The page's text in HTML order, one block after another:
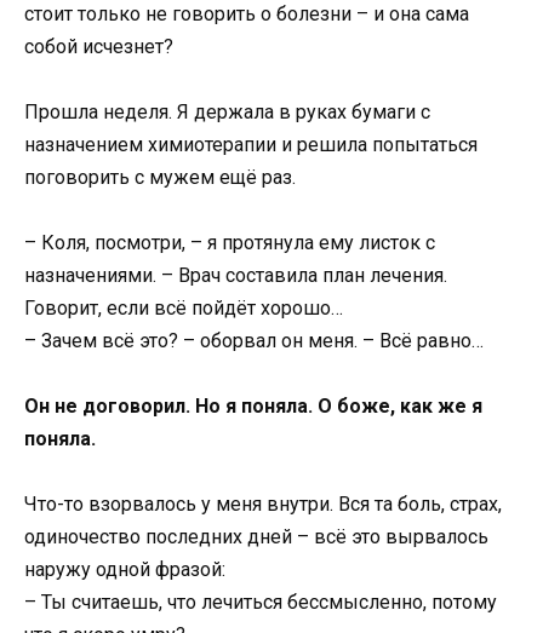
стоит только не говорить о болезни – и она сама
собой исчезнет?
Прошла неделя. Я держала в руках бумаги с
назначением химиотерапии и решила попытаться
поговорить с мужем ещё раз.
– Коля, посмотри, – я протянула ему листок с
назначениями. – Врач составила план лечения.
Говорит, если всё пойдёт хорошо…
– Зачем всё это? – оборвал он меня. – Всё равно…
Он не договорил. Но я поняла. О боже, как же я
поняла.
Что-то взорвалось у меня внутри. Вся та боль, страх,
одиночество последних дней – всё это вырвалось
наружу одной фразой:
– Ты считаешь, что лечиться бессмысленно, потому